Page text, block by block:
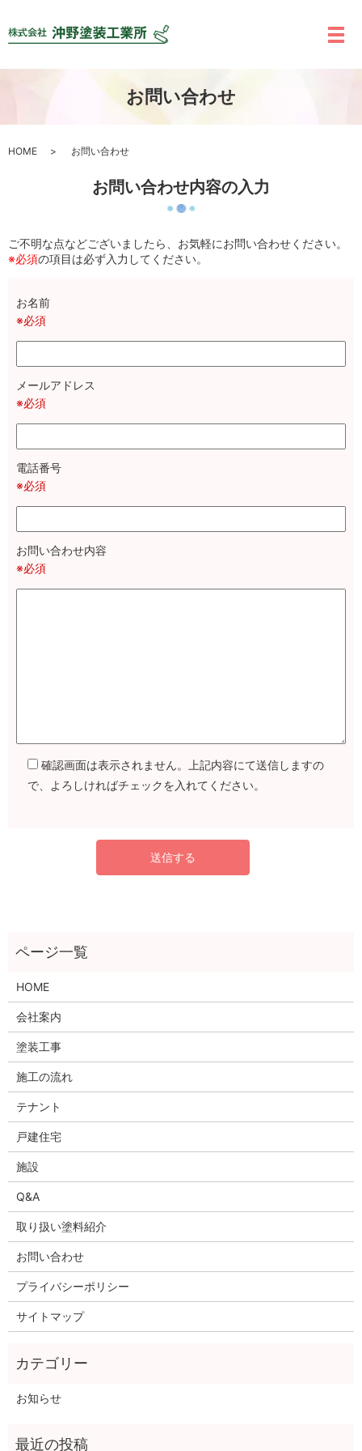
お問い合わせ
HOME お問い合わせ
お問い合わせ内容の入力
ご不明な点などございましたら、お気軽にお問い合わせください。
※必須の項目は必ず入力してください。
お名前
※必須
メールアドレス
※必須
電話番号
※必須
お問い合わせ内容
※必須
確認画面は表示されません。上記内容にて送信しますの
で、よろしければチェックを入れてください。
HOME
会社案内
塗装工事
施工の流れ
テナント
戸建住宅
施設
Q&A
取り扱い塗料紹介
お問い合わせ
プライバシーポリシー
サイトマップ
お知らせ